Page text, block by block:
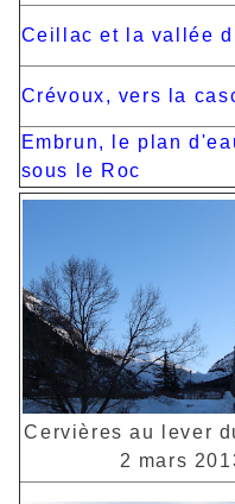
Ceillac et la vallée
Crévoux, vers la
Embrun, le plan
sous le Roc
Cervières au lever
2 mars